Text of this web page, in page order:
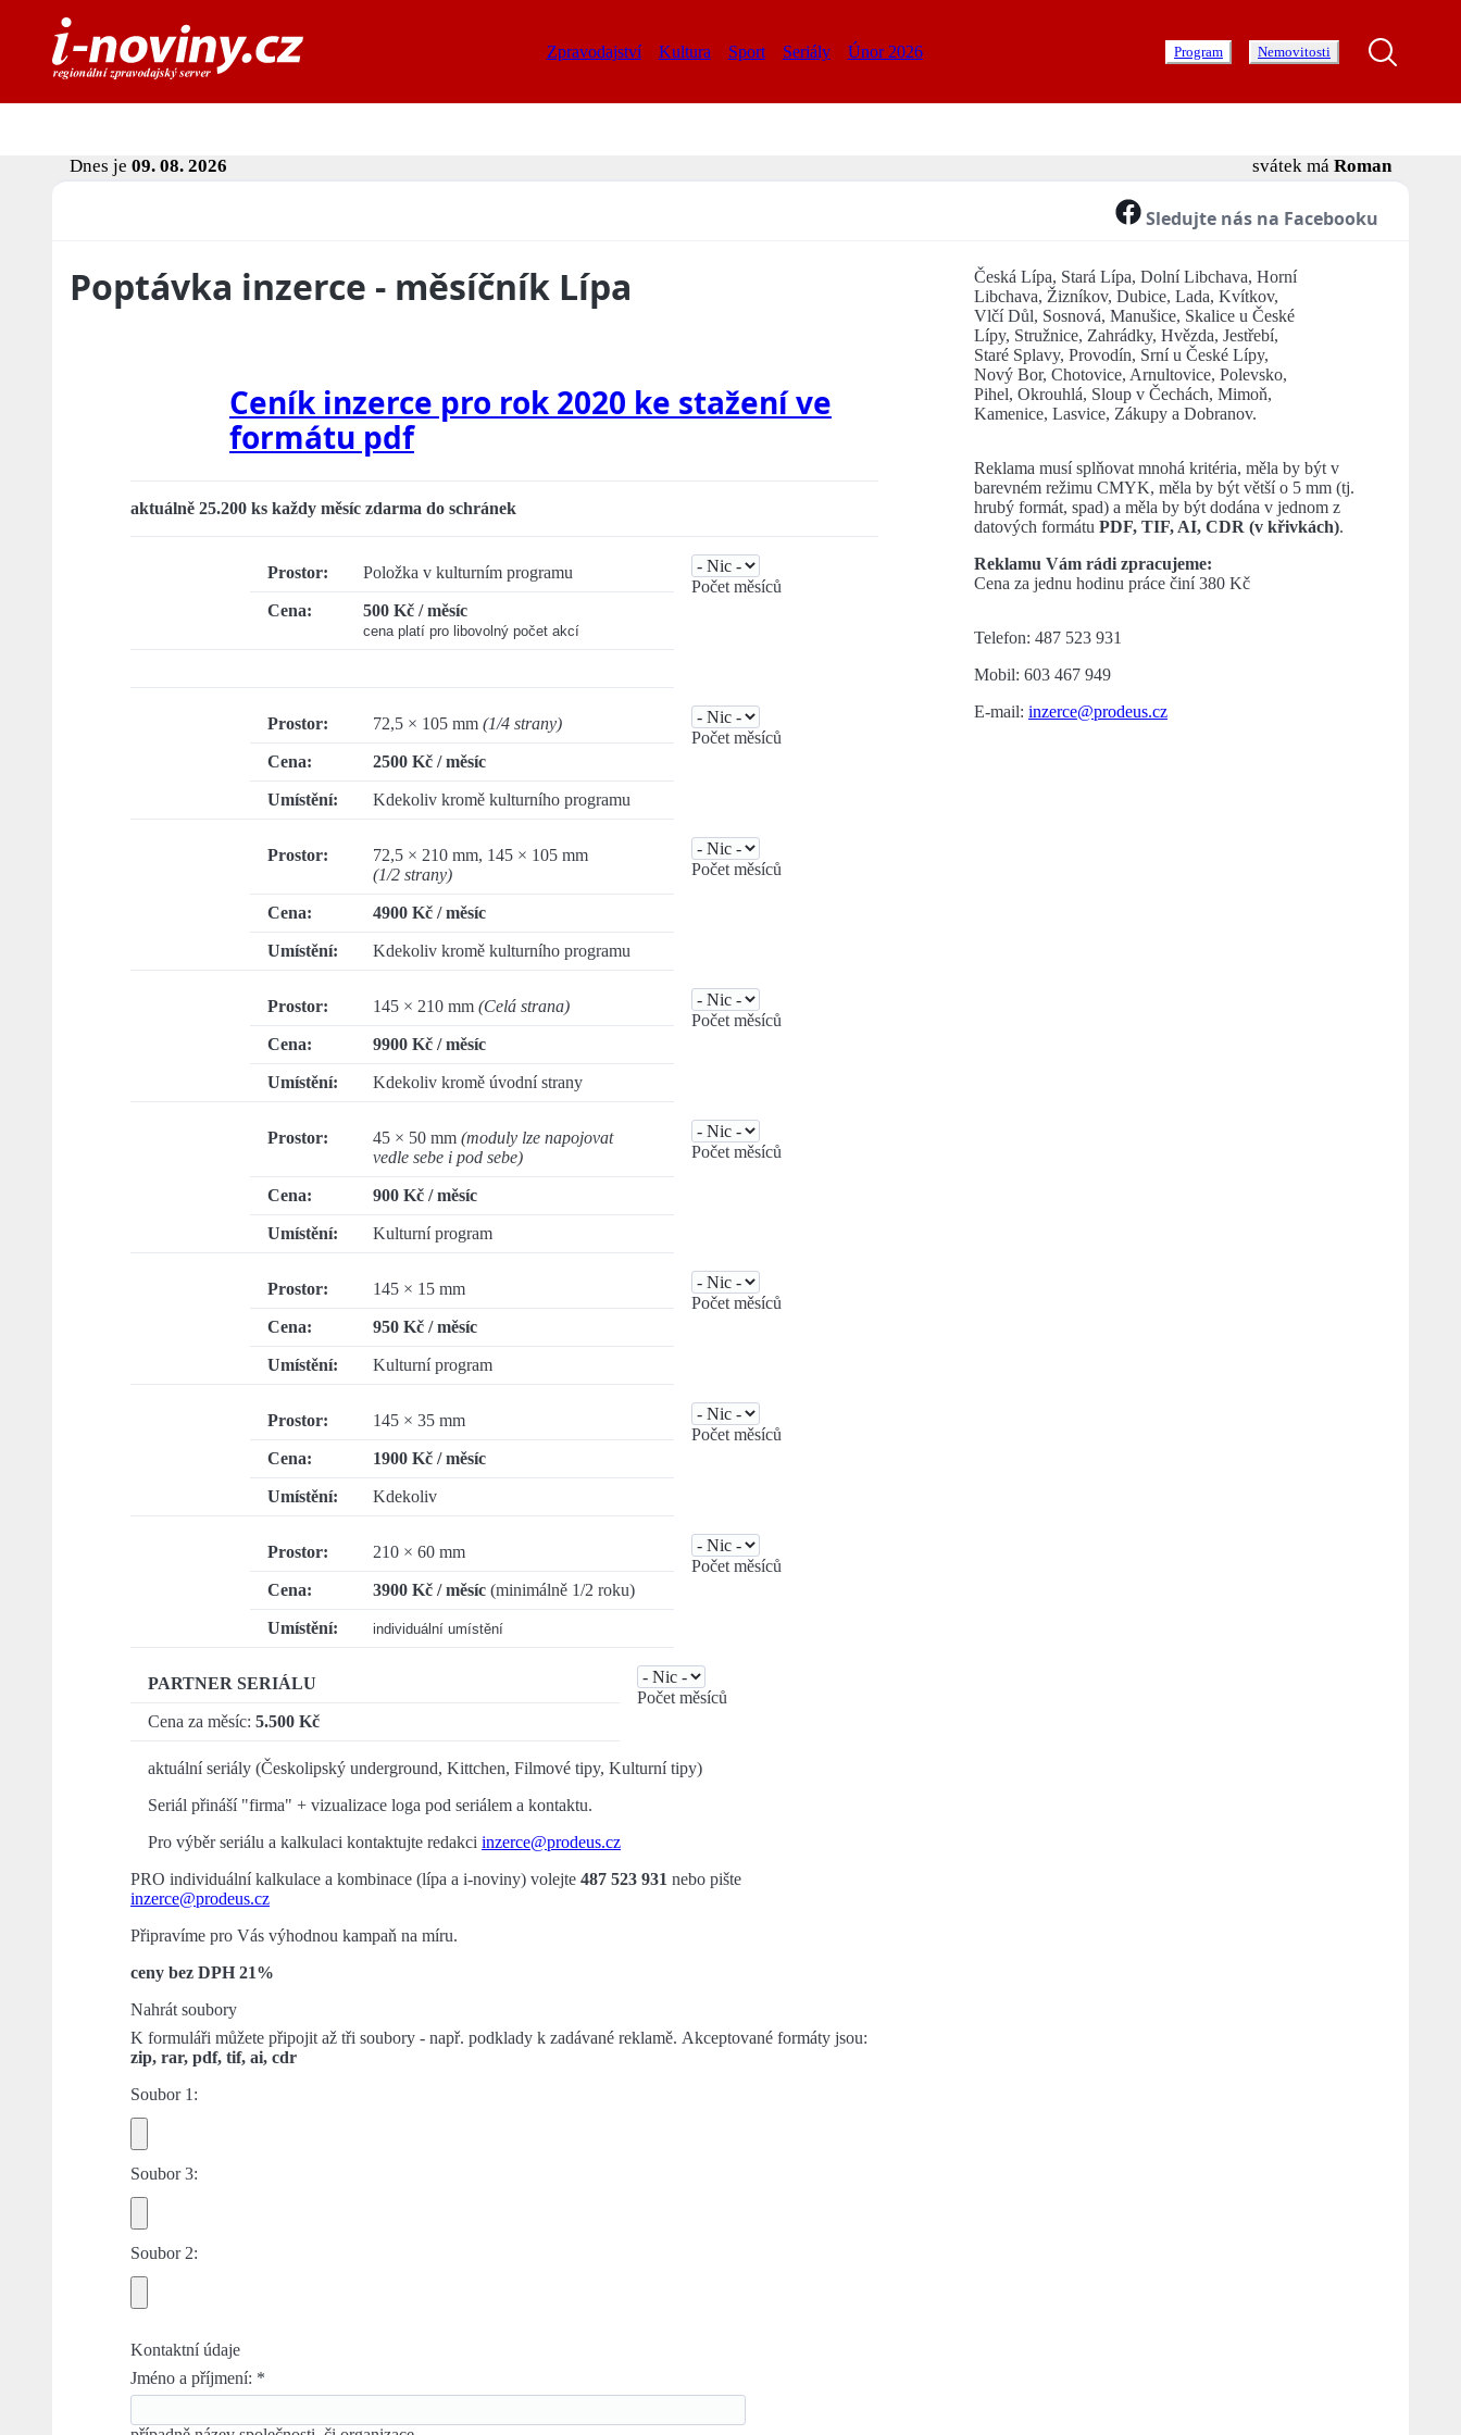
Zpravodajství Kultura Sport Seriály Únor 2026 Program Nemovitosti
Dnes je 09. 08. 2026 svátek má Roman
Sledujte nás na Facebooku
Poptávka inzerce - měsíčník Lípa
Ceník inzerce pro rok 2020 ke stažení ve
formátu pdf
aktuálně 25.200 ks každy měsíc zdarma do schránek
Prostor: Položka v kulturním programu
Cena: 500 Kč / měsíc
cena platí pro libovolný počet akcí
Počet měsíců
Prostor: 72,5 × 105 mm (1/4 strany)
Cena: 2500 Kč / měsíc
Umístění: Kdekoliv kromě kulturního programu
Počet měsíců
Prostor:
72,5 × 210 mm, 145 × 105 mm
(1/2 strany)
Cena: 4900 Kč / měsíc
Umístění: Kdekoliv kromě kulturního programu
Počet měsíců
Prostor: 145 × 210 mm (Celá strana)
Cena: 9900 Kč / měsíc
Umístění: Kdekoliv kromě úvodní strany
Počet měsíců
Prostor: 45 × 50 mm (moduly lze napojovat
vedle sebe i pod sebe)
Cena: 900 Kč / měsíc
Umístění: Kulturní program
Počet měsíců
Prostor: 145 × 15 mm
Cena: 950 Kč / měsíc
Umístění: Kulturní program
Počet měsíců
Prostor: 145 × 35 mm
Cena: 1900 Kč / měsíc
Umístění: Kdekoliv
Počet měsíců
Prostor: 210 × 60 mm
Cena: 3900 Kč / měsíc (minimálně 1/2 roku)
Umístění: individuální umístění
Počet měsíců
PARTNER SERIÁLU
Cena za měsíc: 5.500 Kč
Počet měsíců
aktuální seriály (Českolipský underground, Kittchen, Filmové tipy, Kulturní tipy)
Seriál přináší "firma" + vizualizace loga pod seriálem a kontaktu.
Pro výběr seriálu a kalkulaci kontaktujte redakci inzerce@prodeus.cz
PRO individuální kalkulace a kombinace (lípa a i-noviny) volejte 487 523 931 nebo pište
inzerce@prodeus.cz
Připravíme pro Vás výhodnou kampaň na míru.
ceny bez DPH 21%
Nahrát soubory
K formuláři můžete připojit až tři soubory - např. podklady k zadávané reklamě. Akceptované formáty jsou:
zip, rar, pdf, tif, ai, cdr
Soubor 1:
Soubor 3:
Soubor 2:
Kontaktní údaje
Jméno a příjmení: *
Česká Lípa, Stará Lípa, Dolní Libchava, Horní
Libchava, Žizníkov, Dubice, Lada, Kvítkov,
Vlčí Důl, Sosnová, Manušice, Skalice u České
Lípy, Stružnice, Zahrádky, Hvězda, Jestřebí,
Staré Splavy, Provodín, Srní u České Lípy,
Nový Bor, Chotovice, Arnultovice, Polevsko,
Pihel, Okrouhlá, Sloup v Čechách, Mimoň,
Kamenice, Lasvice, Zákupy a Dobranov.
Reklama musí splňovat mnohá kritéria, měla by být v
barevném režimu CMYK, měla by být větší o 5 mm (tj.
hrubý formát, spad) a měla by být dodána v jednom z
datových formátu PDF, TIF, AI, CDR (v křivkách).
Reklamu Vám rádi zpracujeme:
Cena za jednu hodinu práce činí 380 Kč
Telefon: 487 523 931
Mobil: 603 467 949
E-mail: inzerce@prodeus.cz